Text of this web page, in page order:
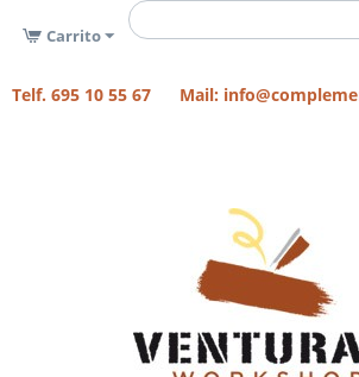
Carrito
Telf. 695 10 55 67 Mail: